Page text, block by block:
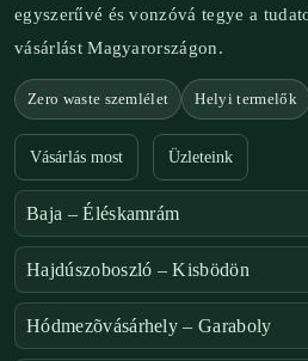
egyszerűvé és vonzóvá tegye a
vásárlást Magyarországon.
Zero waste szemlélet Helyi termelők
Vásárlás most Üzleteink
Baja – Éléskamrám
Hajdúszoboszló – Kisbödön
Hódmezõvásárhely – Garaboly